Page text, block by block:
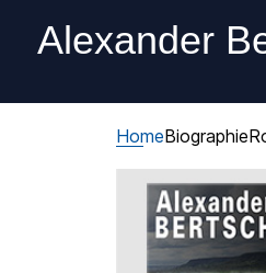
Alexander
HomeBiographie